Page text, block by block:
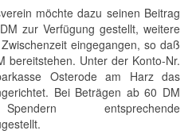
möchte dazu seinen Beitrag
zur Verfügung gestellt, weitere
eingegangen, so daß
bereitstehen. Unter der Konto-Nr.
Osterode am Harz das
Bei Beträgen ab 60 DM
entsprechende